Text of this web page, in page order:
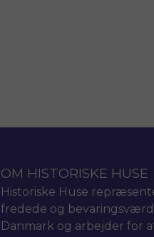
OM HISTORISKE HUSE
Historiske Huse
fredede og
Danmark og arbejder for